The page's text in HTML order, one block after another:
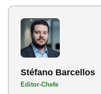
Stéfano Barcellos
Editor-Chefe